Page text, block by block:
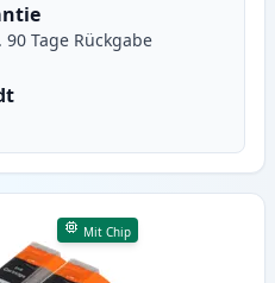
Tage Rückgabe
Mit Chip